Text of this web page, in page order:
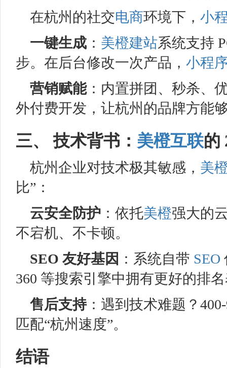
在杭州的社交电商环境下， 小
一键生成 ： 美橙建站系统支持
步。在后台修改一次产品， 小程
营销赋能：内置拼团、秒杀、
外付费开发，让杭州的品牌方能
三、 技术背书： 美橙互联的
杭州企业对技术极其敏感， 美
比”：
云安全防护 ：依托美橙强大的
不宕机、不卡顿。
SEO 友好基因 ：系统自带 SEO
360 等搜索引擎中拥有更好的排
售后支持：遇到技术难题？
匹配“杭州速度”。
结语